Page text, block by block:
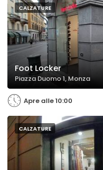
CALZATURE
Foot Locker
Piazza Duomo 1, Monza
Apre alle 10:00
CALZATURE